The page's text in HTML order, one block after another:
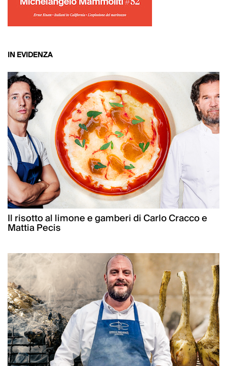
IN EVIDENZA
Il risotto al limone e gamberi di Carlo Cracco e
Mattia Pecis